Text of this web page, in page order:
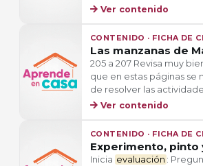
Ver contenido
CONTENIDO · FICHA DE
Las manzanas de
205 a 207 Revisa muy
que en estas páginas se
de resolver las
Ver contenido
CONTENIDO · FICHA DE
Experimento, pinto
Inicia evaluación :